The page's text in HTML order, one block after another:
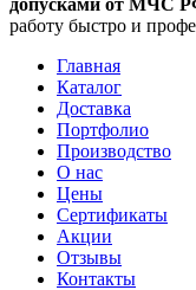
работу быстро и
Главная
Каталог
Доставка
Портфолио
Производство
О нас
Цены
Сертификаты
Акции
Отзывы
Контакты